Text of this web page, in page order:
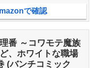
で確認
番 ～コワモテ魔族
、ホワイトな職場
(バンチコミック